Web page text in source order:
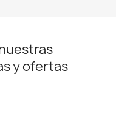
y ofertas